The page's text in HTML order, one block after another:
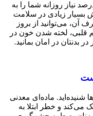
گرم از گوشت ماهی سالمون، 87 درصد نیاز روزانه شما را به
می‌کند. مصرف امگا 3 نقش بسیار زیادی در سلامت
می‌توانید از بروز
قلبی، لخته شدن خون در
در امان بمانید.
شنیده‌اید. ماده‌ای معدنی
می‌کند و خطر ابتلا به